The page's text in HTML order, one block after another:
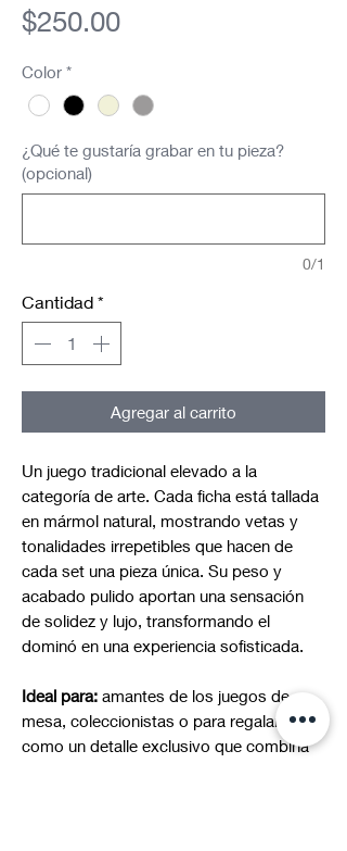
$250.00Precio
Color *
¿Qué te gustaría grabar en tu pieza?
(opcional)
0/1
Cantidad *
Agregar al carrito
Un juego tradicional elevado a la
categoría de arte. Cada ficha está tallada
en mármol natural, mostrando vetas y
tonalidades irrepetibles que hacen de
cada set una pieza única. Su peso y
acabado pulido aportan una sensación
de solidez y lujo, transformando el
dominó en una experiencia sofisticada.
Ideal para: amantes de los juegos de
mesa, coleccionistas o para regalar
como un detalle exclusivo que combina